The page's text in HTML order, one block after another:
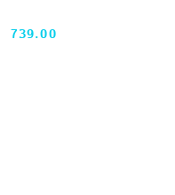
Cena:
739.00